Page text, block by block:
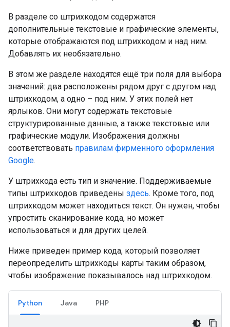
В разделе со штрихкодом содержатся
дополнительные текстовые и графические элементы,
которые отображаются под штрихкодом и над ним.
Добавлять их необязательно.
В этом же разделе находятся ещё три поля для выбора
значений: два расположены рядом друг с другом над
штрихкодом, а одно – под ним. У этих полей нет
ярлыков. Они могут содержать текстовые
структурированные данные, а также текстовые или
графические модули. Изображения должны
соответствовать правилам фирменного оформления
Google.
У штрихкода есть тип и значение. Поддерживаемые
типы штрихкодов приведены здесь. Кроме того, под
штрихкодом может находиться текст. Он нужен, чтобы
упростить сканирование кода, но может
использоваться и для других целей.
Ниже приведен пример кода, который позволяет
переопределить штрихкоды карты таким образом,
чтобы изображение показывалось над штрихкодом.
Python Java PHP